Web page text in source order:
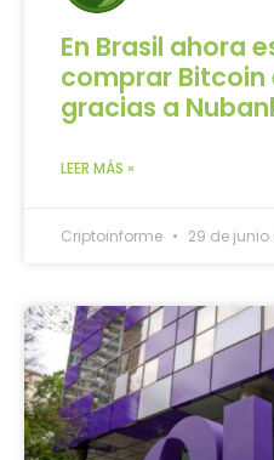
En Brasil ahora
comprar Bitcoin
gracias a
LEER MÁS »
Criptoinforme 29 de junio